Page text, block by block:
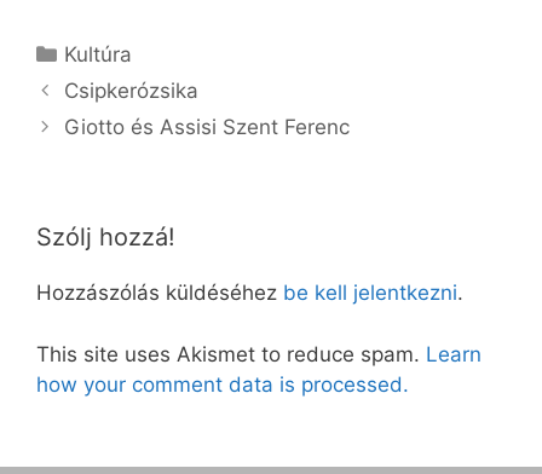
Kategória
Kultúra
Csipkerózsika
Giotto és Assisi Szent Ferenc
Szólj hozzá!
Hozzászólás küldéséhez be kell jelentkezni.
This site uses Akismet to reduce spam. Learn
how your comment data is processed.